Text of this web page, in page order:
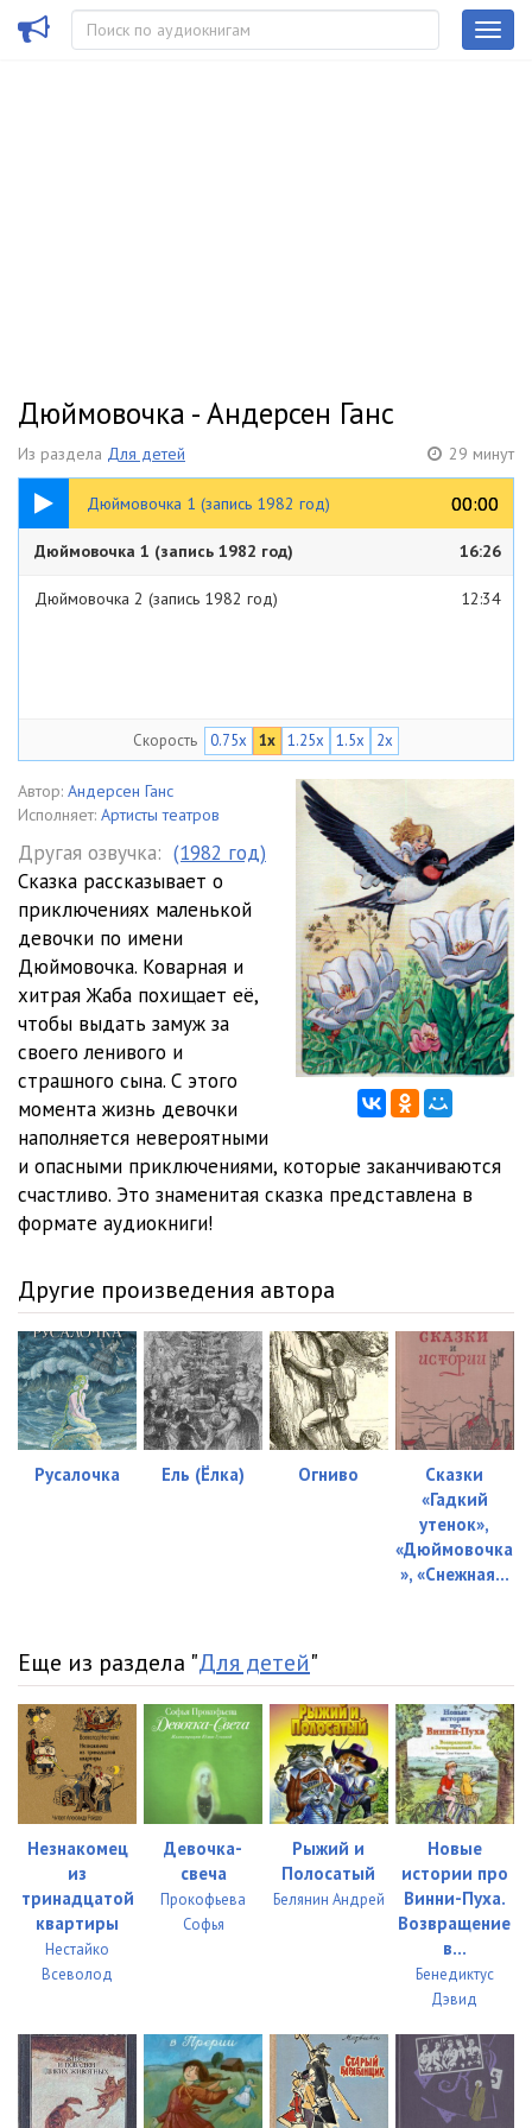
Дюймовочка - Андерсен Ганс
Из раздела Для детей 29 минут
Дюймовочка 1 (запись 1982 год) 00:00
00:00
16:26
Дюймовочка 1 (запись 1982 год) 16:26
Дюймовочка 2 (запись 1982 год) 12:34
Скорость 0.75x 1x 1.25x 1.5x 2x
Автор: Андерсен Ганс
Исполняет: Артисты театров
Другая озвучка: (1982 год)
Сказка рассказывает о
приключениях маленькой
девочки по имени
Дюймовочка. Коварная и
хитрая Жаба похищает её,
чтобы выдать замуж за
своего ленивого и
страшного сына. С этого
момента жизнь девочки
наполняется невероятными
и опасными приключениями, которые заканчиваются
счастливо. Это знаменитая сказка представлена в
формате аудиокниги!
Другие произведения автора
Русалочка Ель (Ёлка) Огниво
Сказки
«Гадкий
утенок»,
«Дюймовочка
», «Снежная...
Еще из раздела "Для детей"
Незнакомец
из
тринадцатой
квартиры
Нестайко
Всеволод
Девочка-
свеча
Прокофьева
Софья
Рыжий и
Полосатый
Белянин Андрей
Новые
истории про
Винни-Пуха.
Возвращение
в...
Бенедиктус
Дэвид